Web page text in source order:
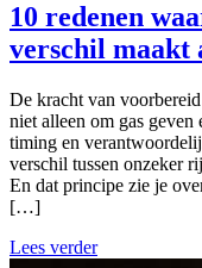
10 redenen
verschil maakt
De kracht van
niet alleen om gas
timing en
verschil tussen onzeker
En dat principe zie je
[…]
Lees verder